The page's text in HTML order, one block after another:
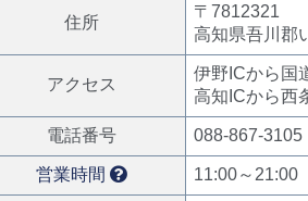
住所
〒7812321
高知県吾川郡
アクセス
伊野ICから国
高知ICから西
電話番号 088-867-3105
営業時間 11:00～21:00